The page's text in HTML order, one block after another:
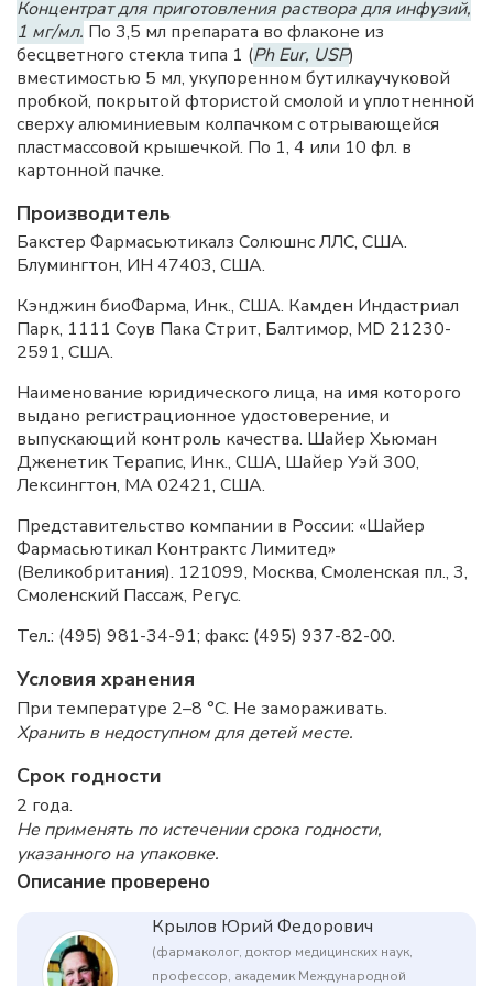
Концентрат для приготовления раствора для инфузий,
1 мг/мл. По 3,5 мл препарата во флаконе из
бесцветного стекла типа 1 (Ph Eur, USP)
вместимостью 5 мл, укупоренном бутилкаучуковой
пробкой, покрытой фтористой смолой и уплотненной
сверху алюминиевым колпачком с отрывающейся
пластмассовой крышечкой. По 1, 4 или 10 фл. в
картонной пачке.
Производитель
Бакстер Фармасьютикалз Солюшнс ЛЛС, США.
Блумингтон, ИН 47403, США.
Кэнджин биоФарма, Инк., США. Камден Индастриал
Парк, 1111 Соув Пака Стрит, Балтимор, MD 21230-
2591, США.
Наименование юридического лица, на имя которого
выдано регистрационное удостоверение, и
выпускающий контроль качества. Шайер Хьюман
Дженетик Терапис, Инк., США, Шайер Уэй 300,
Лексингтон, МА 02421, США.
Представительство компании в России: «Шайер
Фармасьютикал Контрактс Лимитед»
(Великобритания). 121099, Москва, Смоленская пл., 3,
Смоленский Пассаж, Регус.
Тел.: (495) 981-34-91; факс: (495) 937-82-00.
Условия хранения
При температуре 2–8 °C. Не замораживать.
Хранить в недоступном для детей месте.
Срок годности
2 года.
Не применять по истечении срока годности,
указанного на упаковке.
Описание проверено
Крылов Юрий Федорович
(фармаколог, доктор медицинских наук,
профессор, академик Международной